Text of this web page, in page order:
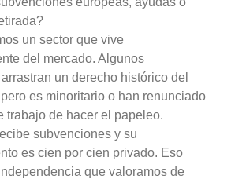
un sector que vive
del mercado. Algunos
un derecho histórico del
es minoritario o han renunciado
trabajo de hacer el papeleo.
subvenciones y su
es cien por cien privado. Eso
que valoramos de